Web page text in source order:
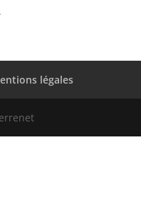
légales